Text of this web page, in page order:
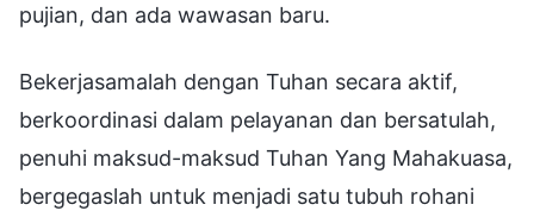
pujian, dan ada wawasan baru.
Bekerjasamalah dengan Tuhan secara aktif,
berkoordinasi dalam pelayanan dan bersatulah,
penuhi maksud-maksud Tuhan Yang Mahakuasa,
bergegaslah untuk menjadi satu tubuh rohani